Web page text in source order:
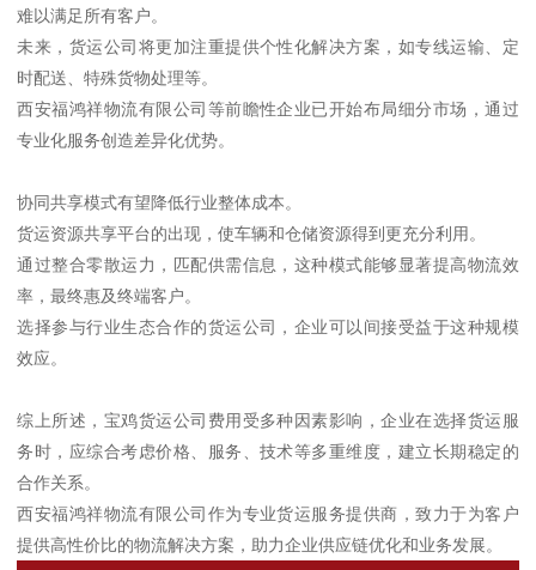
难以满足所有客户。
未来，货运公司将更加注重提供个性化解决方案，如专线运输、定
时配送、特殊货物处理等。
西安福鸿祥物流有限公司等前瞻性企业已开始布局细分市场，通过
专业化服务创造差异化优势。
协同共享模式有望降低行业整体成本。
货运资源共享平台的出现，使车辆和仓储资源得到更充分利用。
通过整合零散运力，匹配供需信息，这种模式能够显著提高物流效
率，最终惠及终端客户。
选择参与行业生态合作的货运公司，企业可以间接受益于这种规模
效应。
综上所述，宝鸡货运公司费用受多种因素影响，企业在选择货运服
务时，应综合考虑价格、服务、技术等多重维度，建立长期稳定的
合作关系。
西安福鸿祥物流有限公司作为专业货运服务提供商，致力于为客户
提供高性价比的物流解决方案，助力企业供应链优化和业务发展。